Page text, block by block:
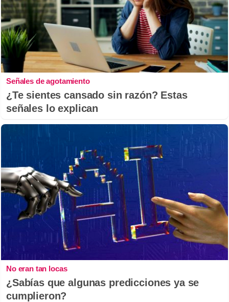
Señales de agotamiento
¿Te sientes cansado sin razón? Estas
señales lo explican
No eran tan locas
¿Sabías que algunas predicciones ya se
cumplieron?